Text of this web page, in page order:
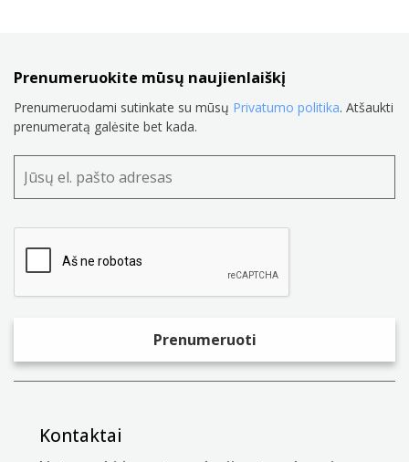
Prenumeruokite mūsų naujienlaiškį
Prenumeruodami sutinkate su mūsų Privatumo politika. Atšaukti
prenumeratą galėsite bet kada.
Kontaktai